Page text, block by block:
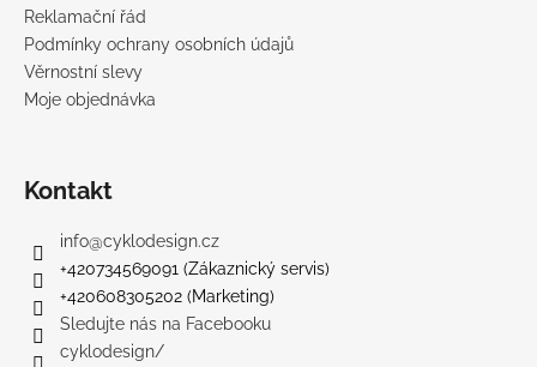
Reklamační řád
Podmínky ochrany osobních údajů
Věrnostní slevy
Moje objednávka
Kontakt
info@cyklodesign.cz
+420734569091 (Zákaznický servis)
+420608305202 (Marketing)
Sledujte nás na Facebooku
cyklodesign/